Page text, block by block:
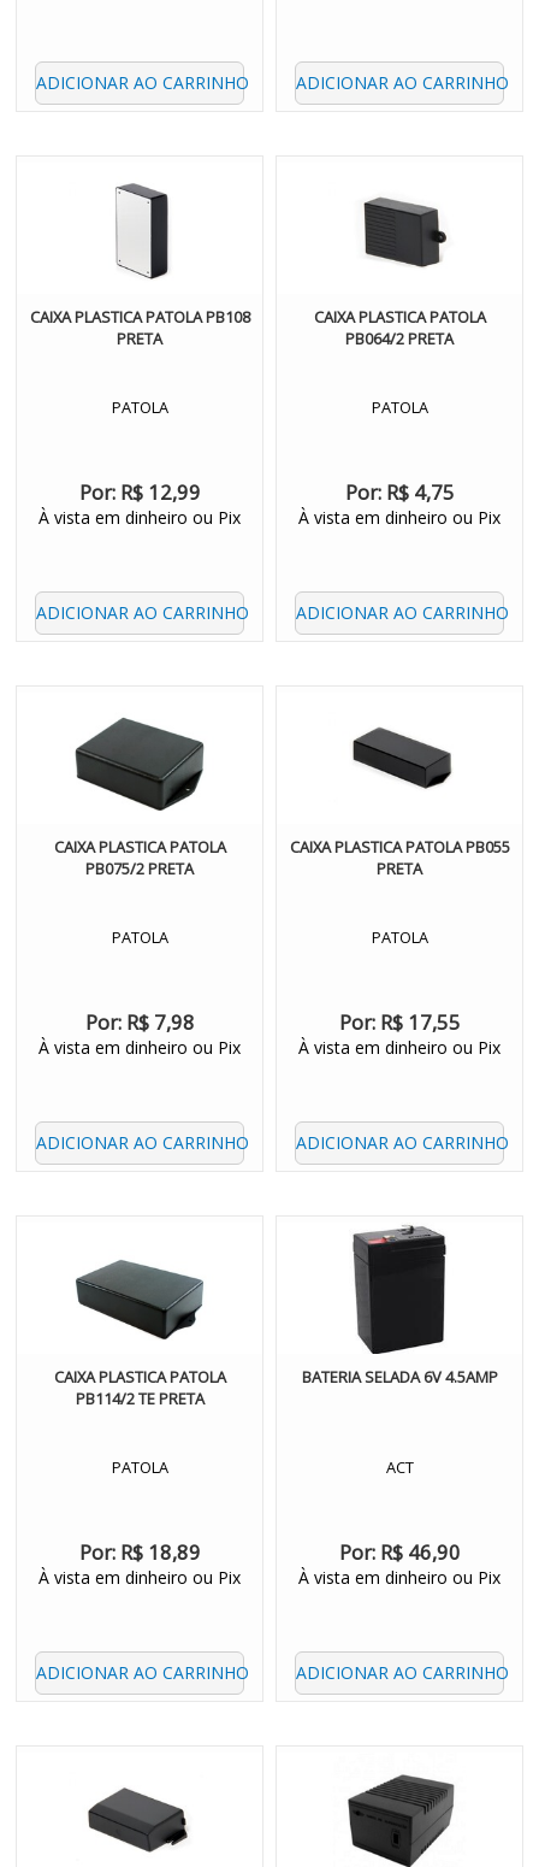
ADICIONAR AO CARRINHO ADICIONAR AO CARRINHO
CAIXA PLASTICA PATOLA PB108
PRETA
PATOLA
Por: R$ 12,99
À vista em dinheiro ou Pix
ADICIONAR AO CARRINHO
CAIXA PLASTICA PATOLA
PB064/2 PRETA
PATOLA
Por: R$ 4,75
À vista em dinheiro ou Pix
ADICIONAR AO CARRINHO
CAIXA PLASTICA PATOLA
PB075/2 PRETA
PATOLA
Por: R$ 7,98
À vista em dinheiro ou Pix
ADICIONAR AO CARRINHO
CAIXA PLASTICA PATOLA PB055
PRETA
PATOLA
Por: R$ 17,55
À vista em dinheiro ou Pix
ADICIONAR AO CARRINHO
CAIXA PLASTICA PATOLA
PB114/2 TE PRETA
PATOLA
Por: R$ 18,89
À vista em dinheiro ou Pix
ADICIONAR AO CARRINHO
BATERIA SELADA 6V 4.5AMP
ACT
Por: R$ 46,90
À vista em dinheiro ou Pix
ADICIONAR AO CARRINHO